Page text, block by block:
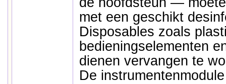
met een geschikt
Disposables zoals
bedieningselementen
dienen vervangen te
De